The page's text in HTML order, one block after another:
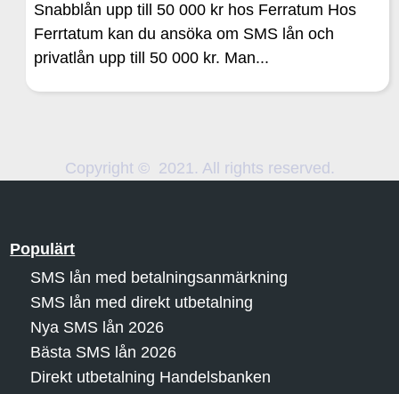
Snabblån upp till 50 000 kr hos Ferratum Hos
Ferrtatum kan du ansöka om SMS lån och
privatlån upp till 50 000 kr. Man...
Copyright © 2021. All rights reserved.
Populärt
SMS lån med betalningsanmärkning
SMS lån med direkt utbetalning
Nya SMS lån 2026
Bästa SMS lån 2026
Direkt utbetalning Handelsbanken